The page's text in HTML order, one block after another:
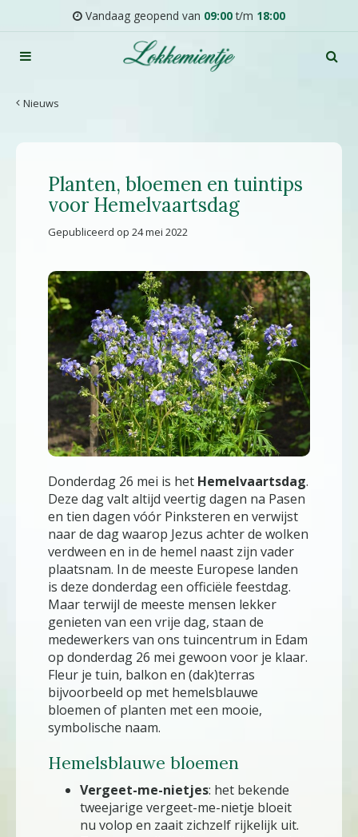
Nieuws
Vandaag geopend van 09:00t/m 18:00
Planten, bloemen en tuintips
voor Hemelvaartsdag
Gepubliceerd op 24 mei 2022
Donderdag 26 mei is het Hemelvaartsdag.
Deze dag valt altijd veertig dagen na Pasen
en tien dagen vóór Pinksteren en verwijst
naar de dag waarop Jezus achter de wolken
verdween en in de hemel naast zijn vader
plaatsnam. In de meeste Europese landen
is deze donderdag een officiële feestdag.
Maar terwijl de meeste mensen lekker
genieten van een vrije dag, staan de
medewerkers van ons tuincentrum in Edam
op donderdag 26 mei gewoon voor je klaar.
Fleur je tuin, balkon en (dak)terras
bijvoorbeeld op met hemelsblauwe
bloemen of planten met een mooie,
symbolische naam.
Hemelsblauwe bloemen
Vergeet-me-nietjes: het bekende
tweejarige vergeet-me-nietje bloeit
nu volop en zaait zichzelf rijkelijk uit.